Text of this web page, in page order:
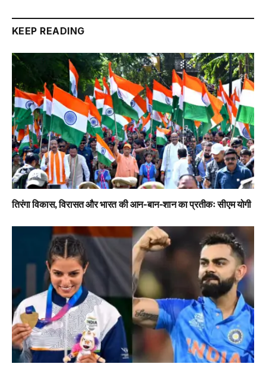
KEEP READING
तिरंगा विकास, विरासत और भारत की आन-बान-शान का प्रतीकः सीएम योगी